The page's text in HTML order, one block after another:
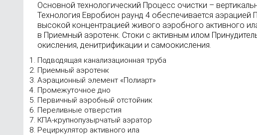
Основной технологический Процесс очистки –
Технология Евробион раунд 4 обеспечивается
высокой концентрацией живого аэробного активного
в Приемный аэротенк. Стоки с активным илом
окисления, денитрификации и самоокисления.
Подводящая канализационная труба
Приемный аэротенк
Аэрационный элемент «Полиарт»
Промежуточное дно
Первичный аэробный отстойник
Переливные отверстия
КПА-крупнопузырчатый аэратор
Рециркулятор активного ила